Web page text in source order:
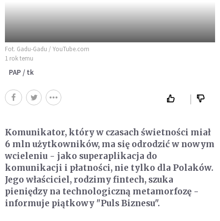
Fot. Gadu-Gadu / YouTube.com
1 rok temu
PAP / tk
Komunikator, który w czasach świetności miał
6 mln użytkowników, ma się odrodzić w nowym
wcieleniu - jako superaplikacja do
komunikacji i płatności, nie tylko dla Polaków.
Jego właściciel, rodzimy fintech, szuka
pieniędzy na technologiczną metamorfozę -
informuje piątkowy "Puls Biznesu".